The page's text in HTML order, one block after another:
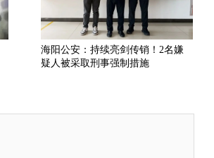
海阳公安：持续亮剑传销！2名嫌
疑人被采取刑事强制措施